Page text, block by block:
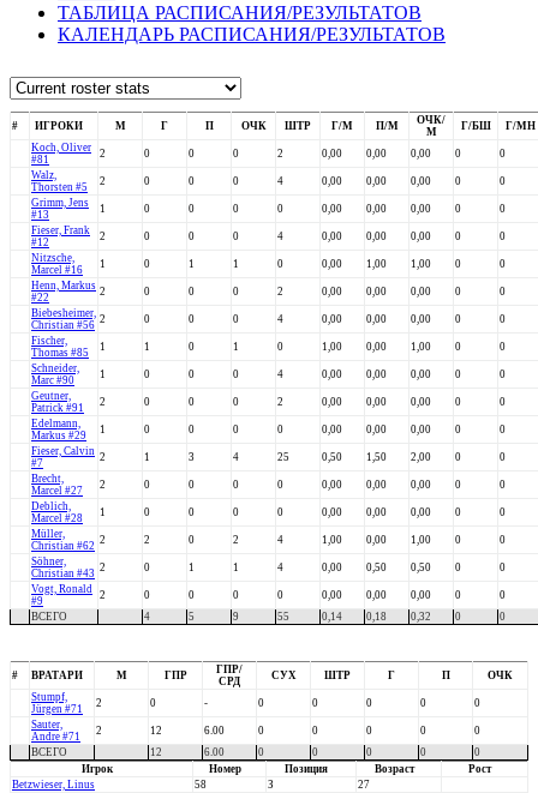
ТАБЛИЦА РАСПИСАНИЯ/РЕЗУЛЬТАТОВ
КАЛЕНДАРЬ РАСПИСАНИЯ/РЕЗУЛЬТАТОВ
# ИГРОКИ М Г П ОЧК ШТР Г/М П/М
ОЧК/
М
Г/БШ
Г/МН
Koch, Oliver
#81
2 0 0 0 2 0,00 0,00 0,00 0
0
Walz,
Thorsten #5
2 0 0 0 4 0,00 0,00 0,00 0
0
Grimm, Jens
#13
1 0 0 0 0 0,00 0,00 0,00 0
0
Fieser, Frank
#12
2 0 0 0 4 0,00 0,00 0,00 0
0
Nitzsche,
Marcel #16
1 0 1 1 0 0,00 1,00 1,00 0
0
Henn, Markus
#22
2 0 0 0 2 0,00 0,00 0,00 0
0
Biebesheimer,
Christian #56 2 0 0 0 4 0,00 0,00 0,00 0
0
Fischer,
Thomas #85
1 1 0 1 0 1,00 0,00 1,00 0
0
Schneider,
Marc #90
1 0 0 0 4 0,00 0,00 0,00 0
0
Geutner,
Patrick #91
2 0 0 0 2 0,00 0,00 0,00 0
0
Edelmann,
Markus #29
1 0 0 0 0 0,00 0,00 0,00 0
0
Fieser, Calvin
#7
2 1 3 4 25 0,50 1,50 2,00 0
0
Brecht,
Marcel #27
2 0 0 0 0 0,00 0,00 0,00 0
0
Deblich,
Marcel #28
1 0 0 0 0 0,00 0,00 0,00 0
0
Müller,
Christian #62 2 2 0 2 4 1,00 0,00 1,00 0
0
Söhner,
Christian #43 2 0 1 1 4 0,00 0,50 0,50 0
0
Vogt, Ronald
#9
2 0 0 0 0 0,00 0,00 0,00 0
0
ВСЕГО
4 5 9 55 0,14 0,18 0,32 0 0
# ВРАТАРИ М ГПР
ГПР/
СРД
СУХ ШТР Г П
ОЧК
Stumpf,
Jürgen #71
2 0 - 0 0 0 0
0
Sauter,
Andre #71
2 12 6.00 0 0 0 0
0
ВСЕГО
12 6.00 0 0 0 0
0
Игрок
Номер Позиция Возраст
Рост
Betzwieser, Linus
58 З
27